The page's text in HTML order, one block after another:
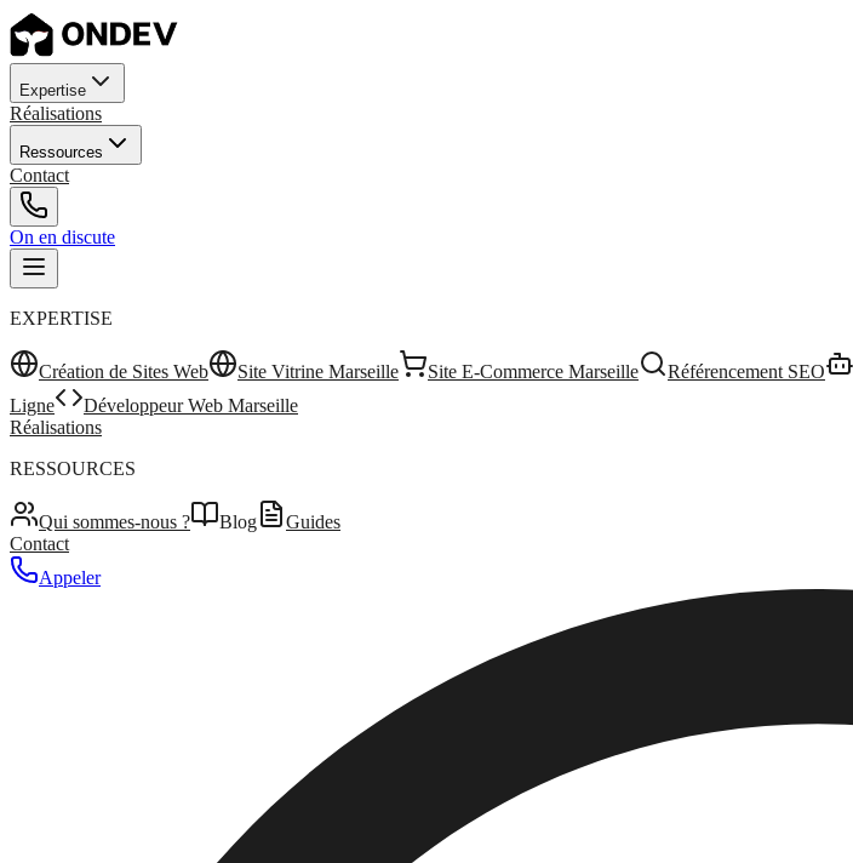
Expertise
Réalisations
Ressources
Contact
On en discute
EXPERTISE
Création de Sites Web Site Vitrine Marseille Site E-Commerce Marseille Référencement SEO
Ligne
Développeur Web Marseille
Réalisations
RESSOURCES
Qui sommes-nous ? Blog
Guides
Contact
Appeler